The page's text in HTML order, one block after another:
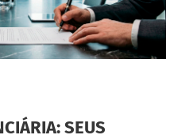
SEUS